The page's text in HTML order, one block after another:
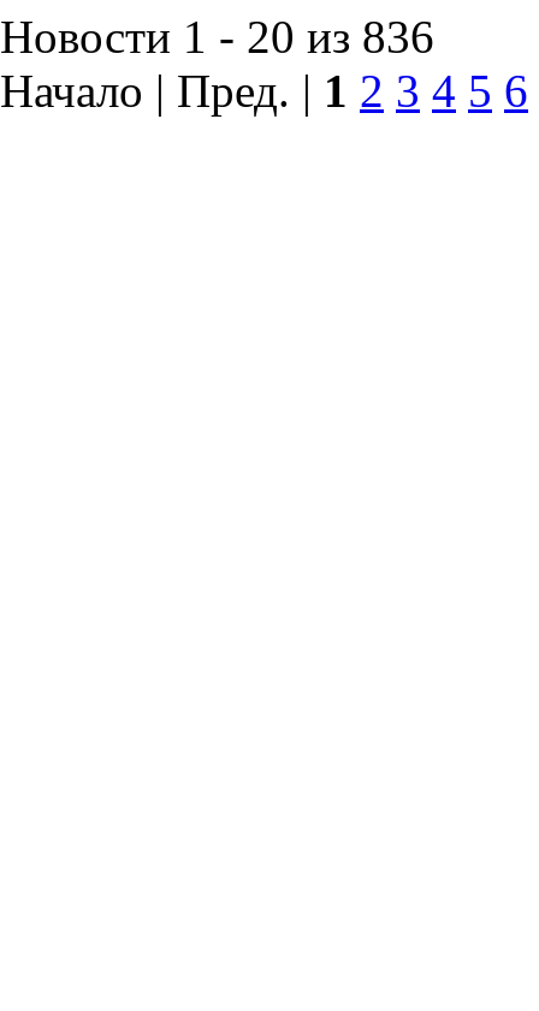
Новости 1 - 20 из 836
Начало | Пред. | 1 2 3 4 5 6